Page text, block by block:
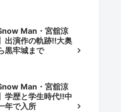
Snow Man・宮舘涼
出演作の軌跡!!大奥
黒牢城まで
Snow Man・宮舘涼
学歴と学生時代!!中
年で入所